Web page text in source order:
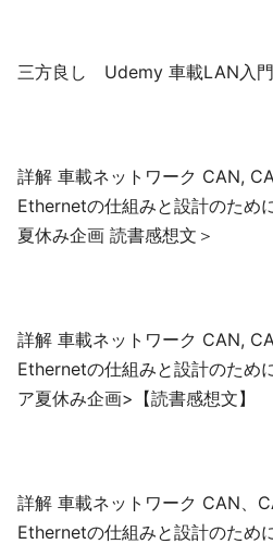
三方良し Udemy 車載LAN入
詳解 車載ネットワーク CAN,
Ethernetの仕組みと設計のた
夏休み企画 読書感想文＞
詳解 車載ネットワーク CAN,
Ethernetの仕組みと設計のため
ア夏休み企画>【読書感想文】
詳解 車載ネットワーク CAN、
Ethernetの仕組みと設計のため